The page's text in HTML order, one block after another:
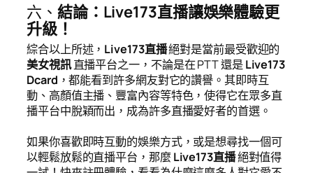
六、 結論：Live173直播讓娛樂體驗更
升級！
綜合以上所述， Live173直播絕對是當前最受歡迎的
美女視訊直播平台之一，不論是在 PTT 還是Live173
Dcard ，都能看到許多網友對它的讚譽。其即時互
動、高顏值主播、豐富內容等特色，使得它在眾多直
播平台中脫穎而出，成為許多直播愛好者的首選。
如果你喜歡即時互動的娛樂方式，或是想尋找一個可
以輕鬆放鬆的直播平台，那麼Live173直播絕對值得